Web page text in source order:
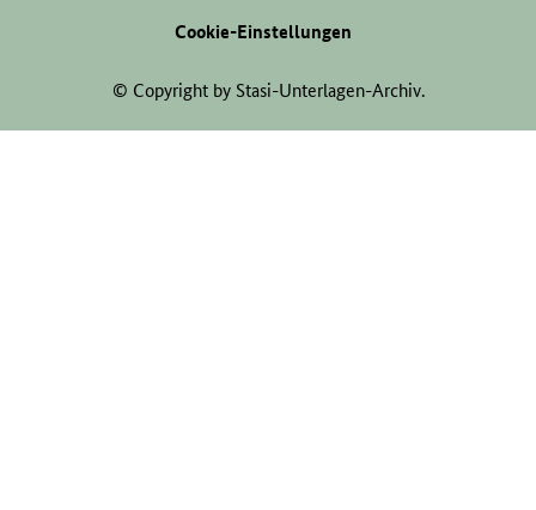
Cookie-Einstellungen
© Copyright by Stasi-Unterlagen-Archiv.